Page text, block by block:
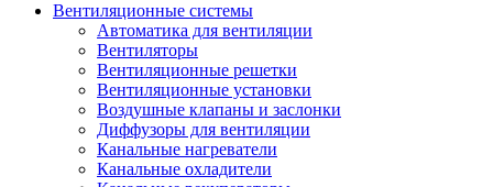
Вентиляционные системы
Автоматика для вентиляции
Вентиляторы
Вентиляционные решетки
Вентиляционные установки
Воздушные клапаны и заслонки
Диффузоры для вентиляции
Канальные нагреватели
Канальные охладители